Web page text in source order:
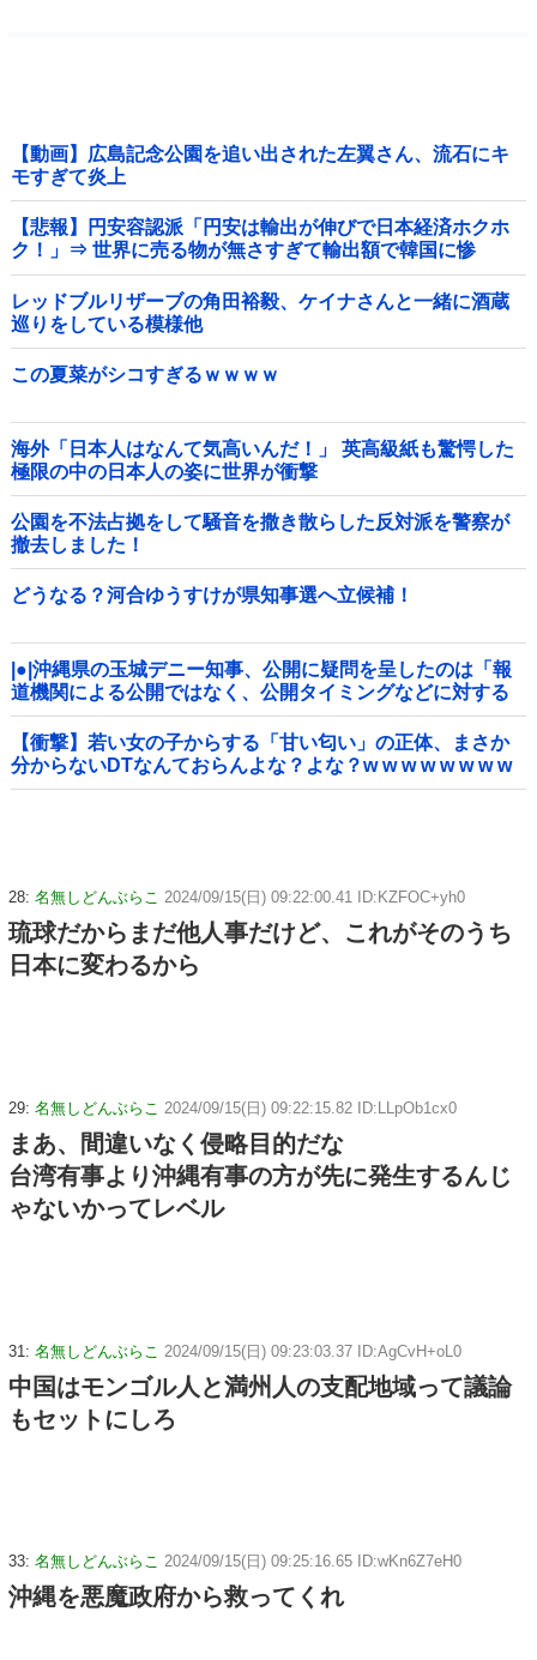
【動画】広島記念公園を追い出された左翼さん、流石にキ
モすぎて炎上
【悲報】円安容認派「円安は輸出が伸びで日本経済ホクホ
ク！」⇒ 世界に売る物が無さすぎて輸出額で韓国に惨
敗・・・
レッドブルリザーブの角田裕毅、ケイナさんと一緒に酒蔵
巡りをしている模様他
この夏菜がシコすぎるｗｗｗｗ
海外「日本人はなんて気高いんだ！」 英高級紙も驚愕した
極限の中の日本人の姿に世界が衝撃
公園を不法占拠をして騒音を撒き散らした反対派を警察が
撤去しました！
どうなる？河合ゆうすけが県知事選へ立候補！
|●|沖縄県の玉城デニー知事、公開に疑問を呈したのは「報
道機関による公開ではなく、公開タイミングなどに対する
ものだった」とよくわからない説明
【衝撃】若い女の子からする「甘い匂い」の正体、まさか
分からないDTなんておらんよな？よな？w w w w w w w w
w w w
28: 名無しどんぶらこ 2024/09/15(日) 09:22:00.41 ID:KZFOC+yh0
琉球だからまだ他人事だけど、これがそのうち
日本に変わるから
29: 名無しどんぶらこ 2024/09/15(日) 09:22:15.82 ID:LLpOb1cx0
まあ、間違いなく侵略目的だな
台湾有事より沖縄有事の方が先に発生するんじ
ゃないかってレベル
31: 名無しどんぶらこ 2024/09/15(日) 09:23:03.37 ID:AgCvH+oL0
中国はモンゴル人と満州人の支配地域って議論
もセットにしろ
33: 名無しどんぶらこ 2024/09/15(日) 09:25:16.65 ID:wKn6Z7eH0
沖縄を悪魔政府から救ってくれ